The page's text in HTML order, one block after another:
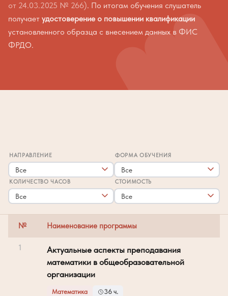
от 24.03.2025 № 266). По итогам обучения слушатель
получает удостоверение о повышении квалификации
установленного образца с внесением данных в ФИС
ФРДО.
НАПРАВЛЕНИЕ ФОРМА ОБУЧЕНИЯ
КОЛИЧЕСТВО ЧАСОВ СТОИМОСТЬ
№ Наименование программы
1
Актуальные аспекты преподавания
математики в общеобразовательной
организации
Математика
36 ч.